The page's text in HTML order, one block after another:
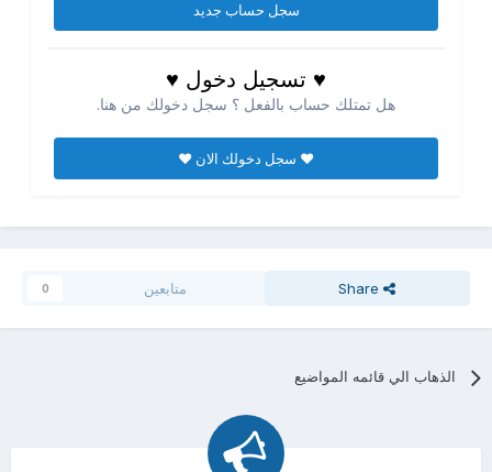
سجل حساب جديد
♥ تسجيل دخول ♥
هل تمتلك حساب بالفعل ؟ سجل دخولك من هنا.
♥ سجل دخولك الان ♥
Share متابعين 0
الذهاب الي قائمه المواضيع